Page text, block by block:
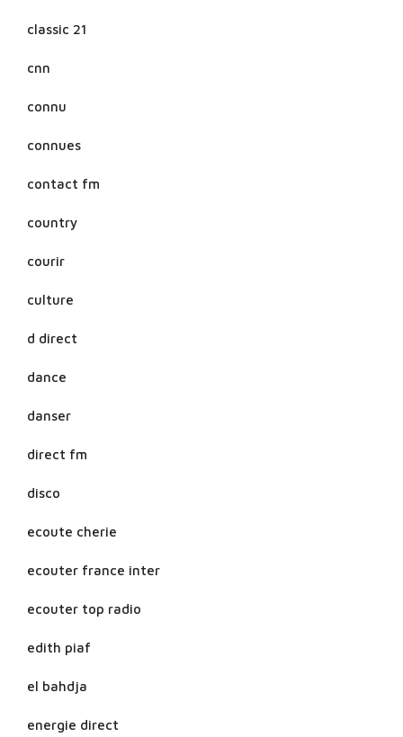
classic 21
cnn
connu
connues
contact fm
country
courir
culture
d direct
dance
danser
direct fm
disco
ecoute cherie
ecouter france inter
ecouter top radio
edith piaf
el bahdja
energie direct